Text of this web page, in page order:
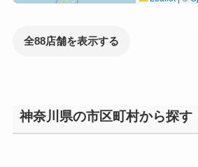
全88店舗を表示する
神奈川県の市区町村から探す